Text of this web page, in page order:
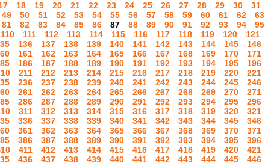
18 19 20 21 22 23 24 25 26 27 28 29 30
31
49 50 51 52 53 54 55 56 57 58 59 60 61 62
63
81 82 83 84 85 86 87 88 89 90 91 92 93 94
95
110 111 112 113 114 115 116 117 118 119 120
121
136 137 138 139 140 141 142 143 144 145
146
161 162 163 164 165 166 167 168 169 170
171
186 187 188 189 190 191 192 193 194 195
196
211 212 213 214 215 216 217 218 219 220
221
236 237 238 239 240 241 242 243 244 245
246
261 262 263 264 265 266 267 268 269 270
271
286 287 288 289 290 291 292 293 294 295
296
311 312 313 314 315 316 317 318 319 320
321
336 337 338 339 340 341 342 343 344 345
346
361 362 363 364 365 366 367 368 369 370
371
386 387 388 389 390 391 392 393 394 395
396
411 412 413 414 415 416 417 418 419 420
421
436 437 438 439 440 441 442 443 444 445 446